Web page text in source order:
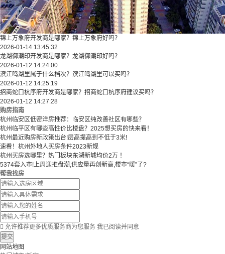
锦上万象府开发商是哪家？锦上万象府好吗？
2026-01-14 13:45:32
龙湖御潮印开发商是哪家？龙湖御潮印好吗？
2026-01-12 14:24:00
滨江鸣湖里属于什么档次？滨江鸣湖里可以买吗？
2026-01-12 14:25:19
招商蛇口杭序府开发商是哪家？招商蛇口杭序府建议买吗？
2026-01-12 14:27:28
购房指南
杭州临安区低密洋房推荐：临安区纯改善社区有哪些？
​​杭州临平区有哪些高性价比楼盘？2025想买房的快来看！​
杭州最近购房新政策出台!层高提高到不低于3米!
速看！杭州外地人买房条件2023新规
杭州买房选哪里？热门板块东湖新城均价2万 ！
5374套入市!上周迎推盘潮,供应量再创新高,楼市“暖”了?
帮我找房
 允许推荐更多优质服务商为您服务 我已阅读并同意
提交
网站地图